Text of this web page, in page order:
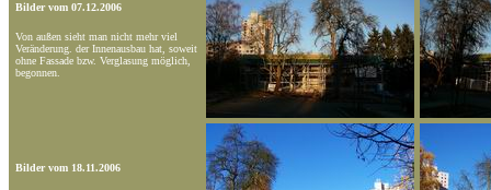
Bilder vom 07.12.2006
Von außen sieht man nicht mehr viel
Veränderung. der Innenausbau hat, soweit
ohne Fassade bzw. Verglasung möglich,
begonnen.
Bilder vom 18.11.2006